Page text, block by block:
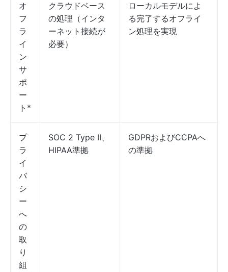
オ
フ
ラ
イ
ン
サ
ポ
ー
ト*
クラウドベース
の処理（インタ
ーネット接続が
必要）
ローカルモデルによ
る完了するオフライ
ン処理を実現
プ
ラ
イ
バ
シ
ー
へ
の
取
り
組
SOC 2 Type II、
HIPAA準拠
GDPRおよびCCPAへ
の準拠